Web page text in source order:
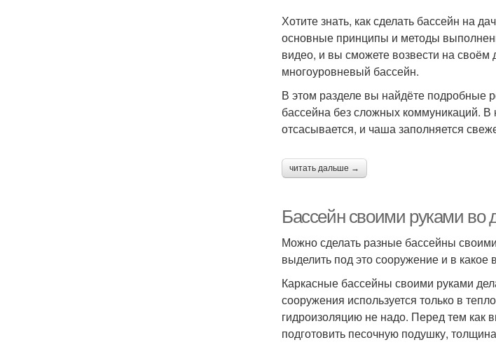
Хотите знать, как сделать бассейн на
основные принципы и методы
видео, и вы сможете возвести на
многоуровневый бассейн.
В этом разделе вы найдёте подробные
бассейна без сложных коммуникаций.
отсасывается, и чаша заполняется
читать дальше →
Бассейн своими руками во
Можно сделать разные бассейны
выделить под это сооружение и в какое
Каркасные бассейны своими руками
сооружения используется только в
гидроизоляцию не надо. Перед тем как
подготовить песочную подушку,